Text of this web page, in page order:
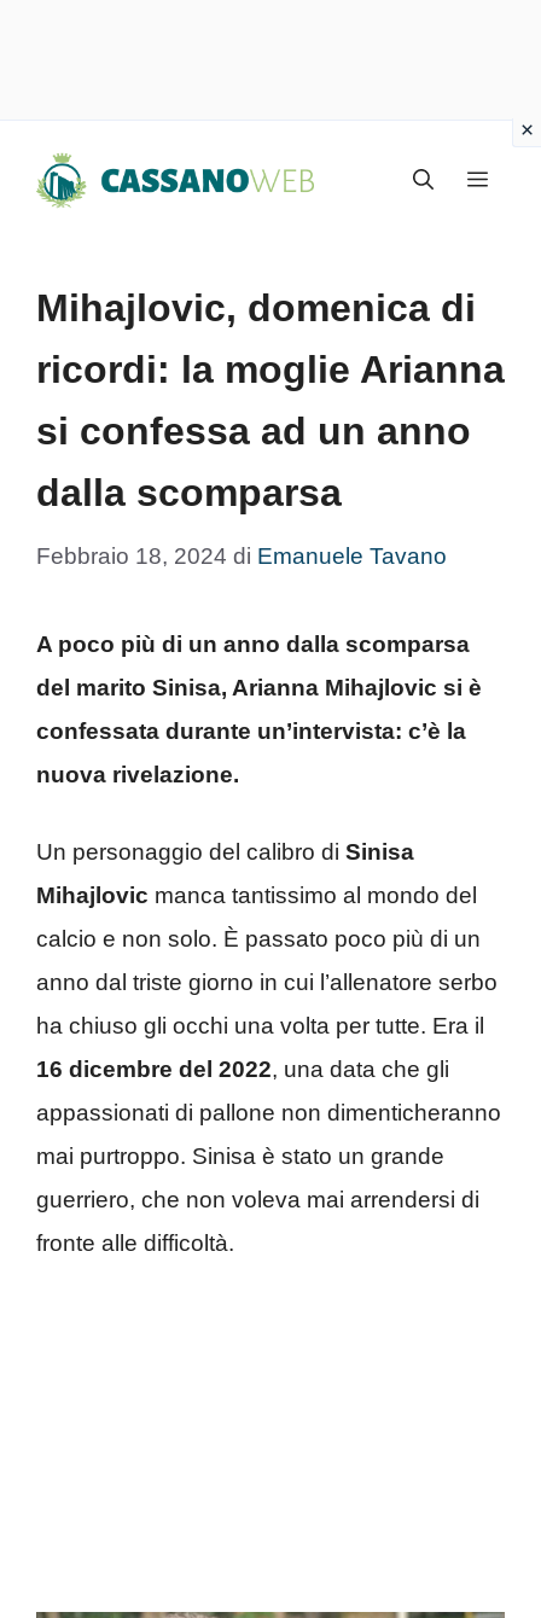
Menu
Mihajlovic, domenica di
ricordi: la moglie Arianna
si confessa ad un anno
dalla scomparsa
Febbraio 18, 2024 di Emanuele Tavano
A poco più di un anno dalla scomparsa
del marito Sinisa, Arianna Mihajlovic si è
confessata durante un’intervista: c’è la
nuova rivelazione.
Un personaggio del calibro di Sinisa
Mihajlovic manca tantissimo al mondo del
calcio e non solo. È passato poco più di un
anno dal triste giorno in cui l’allenatore serbo
ha chiuso gli occhi una volta per tutte. Era il
16 dicembre del 2022, una data che gli
appassionati di pallone non dimenticheranno
mai purtroppo. Sinisa è stato un grande
guerriero, che non voleva mai arrendersi di
fronte alle difficoltà.